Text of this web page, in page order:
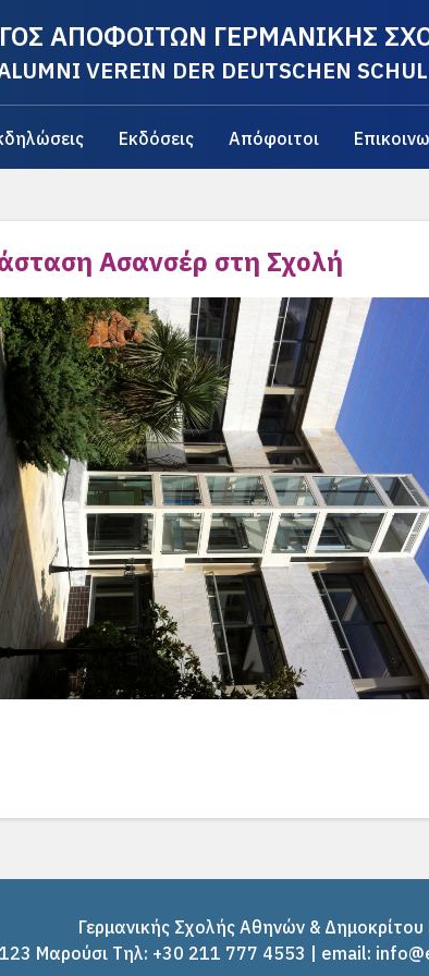
ΑΠΟΦΟΙΤΩΝ ΓΕΡΜΑΝΙΚΗΣ
VEREIN DER DEUTSCHEN
Εκδόσεις Απόφοιτοι
Ασανσέρ στη Σχολή
Γερμανικής Σχολής Αθηνών & Δημοκρίτου
Μαρούσι Tηλ: +30 211 777 4553 | email: